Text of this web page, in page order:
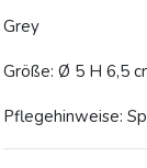
Grey
Größe: Ø 5 H 6,5
Pflegehinweise: